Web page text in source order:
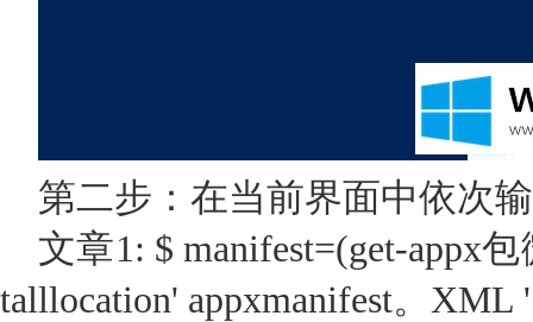
第二步：在当前界面中依次
文章1: $ manifest=(get-appx
talllocation' appxmanifest。XML